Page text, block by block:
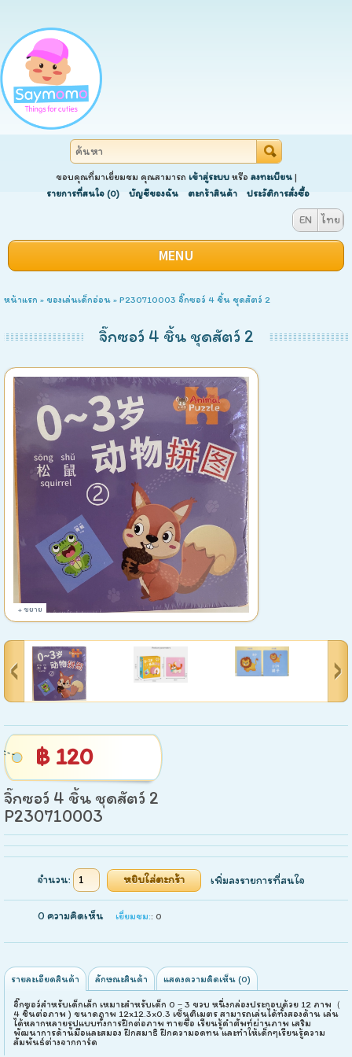
EN ไทย
ขอบคุณที่มาเยี่ยมชม คุณสามารถ เข้าสู่ระบบหรือ ลงทะเบียน|
รายการที่สนใจ (0)
บัญชีของฉัน ตะกร้าสินค้า ประวัติการสั่งซื้อ
MENU
หน้าแรก » ของเล่นเด็กอ่อน » P230710003 จิ๊กซอว์ 4 ชิ้น ชุดสัตว์ 2
จิ๊กซอว์ 4 ชิ้น ชุดสัตว์ 2
+ ขยาย
฿ 120
จิ๊กซอว์ 4 ชิ้น ชุดสัตว์ 2
P230710003
จำนวน: เพิ่มลงรายการที่สนใจ
0 ความคิดเห็น เยี่ยมชม:: 0
รายละเอียดสินค้า ลักษณะสินค้า แสดงความคิดเห็น (0)
จิ๊กซอว์สำหรับเด็กเล็ก เหมาะสำหรับเด็ก 0－3 ขวบ หนึ่งกล่องประกอบด้วย 12 ภาพ（
4 ชิ้นต่อภาพ ) ขนาดภาพ 12x12.3x0.3 เซ็นติเมตร สามารถเล่นได้ทั้งสองด้าน เล่น
ได้หลากหลายรูปแบบทั้งการฝึกต่อภาพ ทายชื่อ เรียนรู้คำศัพท์ผ่านภาพ เสริม
พัฒนาการด้านมือและสมอง ฝึกสมาธิ ฝึกความอดทน และทำให้เด็กๆเรียนรู้ความ
สัมพันธ์ต่างจากการ์ด